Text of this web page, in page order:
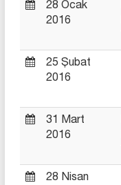
28 Ocak
2016
25 Şubat
2016
31 Mart
2016
28 Nisan